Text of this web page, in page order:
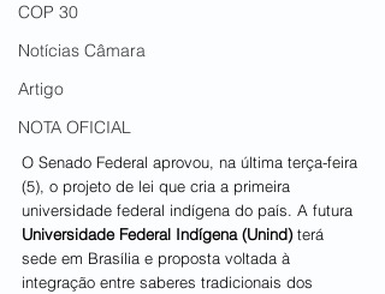
COP 30
Notícias Câmara
Artigo
NOTA OFICIAL
O Senado Federal aprovou, na última terça-feira
(5), o projeto de lei que cria a primeira
universidade federal indígena do país. A futura
Universidade Federal Indígena (Unind) terá
sede em Brasília e proposta voltada à
integração entre saberes tradicionais dos